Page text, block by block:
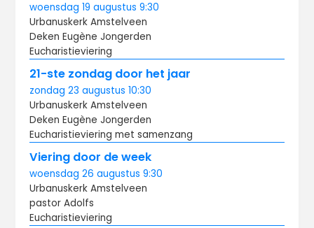
woensdag 19 augustus9:30
Urbanuskerk Amstelveen
Deken Eugène Jongerden
Eucharistieviering
21-ste zondag door het jaar
zondag 23 augustus10:30
Urbanuskerk Amstelveen
Deken Eugène Jongerden
Eucharistieviering met samenzang
Viering door de week
woensdag 26 augustus9:30
Urbanuskerk Amstelveen
pastor Adolfs
Eucharistieviering